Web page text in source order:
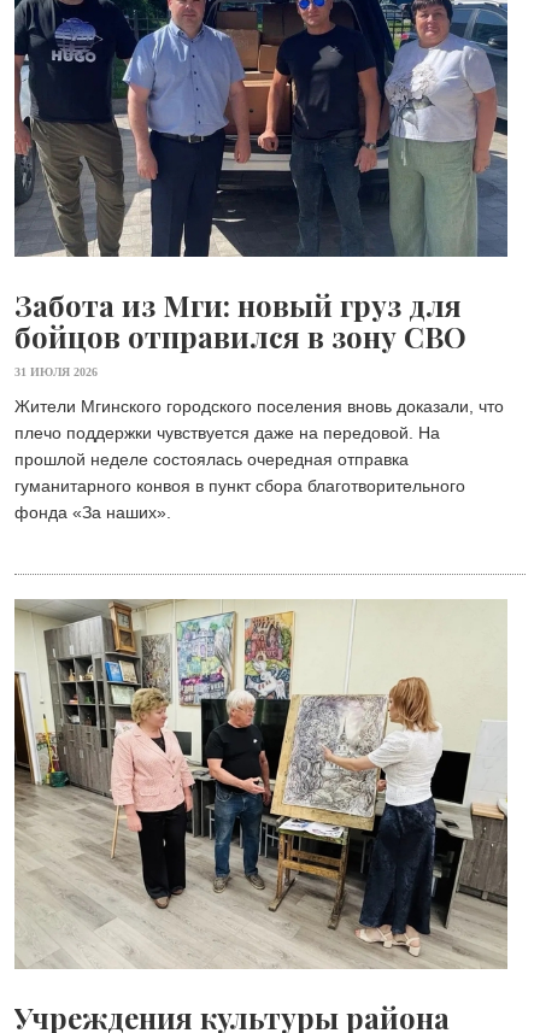
Забота из Мги: новый груз для
бойцов отправился в зону СВО
31 ИЮЛЯ 2026
Жители Мгинского городского поселения вновь доказали, что
плечо поддержки чувствуется даже на передовой. На
прошлой неделе состоялась очередная отправка
гуманитарного конвоя в пункт сбора благотворительного
фонда «Зa наших».
Учреждения культуры района